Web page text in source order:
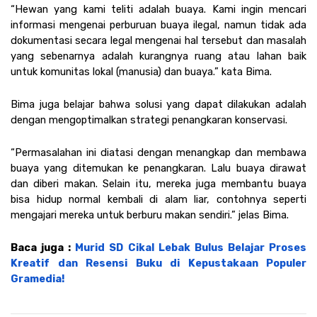
“Hewan yang kami teliti adalah buaya. Kami ingin mencari
informasi mengenai perburuan buaya ilegal, namun tidak ada
dokumentasi secara legal mengenai hal tersebut dan masalah
yang sebenarnya adalah kurangnya ruang atau lahan baik
untuk komunitas lokal (manusia) dan buaya.” kata Bima.
Bima juga belajar bahwa solusi yang dapat dilakukan adalah
dengan mengoptimalkan strategi penangkaran konservasi.
“Permasalahan ini diatasi dengan menangkap dan membawa
buaya yang ditemukan ke penangkaran. Lalu buaya dirawat
dan diberi makan. Selain itu, mereka juga membantu buaya
bisa hidup normal kembali di alam liar, contohnya seperti
mengajari mereka untuk berburu makan sendiri.” jelas Bima.
Baca juga : Murid SD Cikal Lebak Bulus Belajar Proses
Kreatif dan Resensi Buku di Kepustakaan Populer
Gramedia!